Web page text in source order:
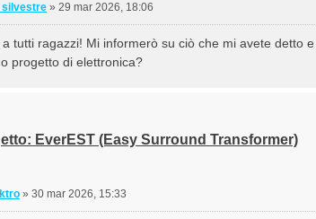
» 29 mar 2026, 18:06
tutti ragazzi! Mi informerò su ciò che mi avete detto
progetto di elettronica?
EverEST (Easy Surround Transformer)
» 30 mar 2026, 15:33